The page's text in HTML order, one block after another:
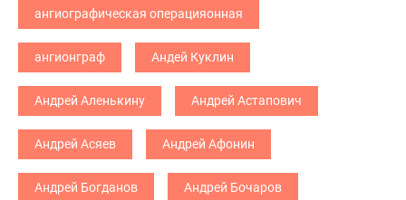
ангиографическая операцияонная
ангионграф Андей Куклин
Андрей Аленькину Андрей Астапович
Андрей Асяев Андрей Афонин
Андрей Богданов Андрей Бочаров